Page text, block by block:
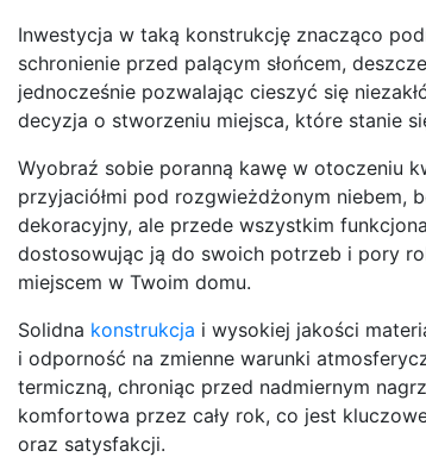
Inwestycja w taką konstrukcję znacząco
schronienie przed palącym słońcem,
jednocześnie pozwalając cieszyć się
decyzja o stworzeniu miejsca, które stanie
Wyobraź sobie poranną kawę w otoczeniu
przyjaciółmi pod rozgwieżdżonym niebem,
dekoracyjny, ale przede wszystkim
dostosowując ją do swoich potrzeb i pory
miejscem w Twoim domu.
Solidna konstrukcja i wysokiej jakości
i odporność na zmienne warunki
termiczną, chroniąc przed nadmiernym
komfortowa przez cały rok, co jest
oraz satysfakcji.